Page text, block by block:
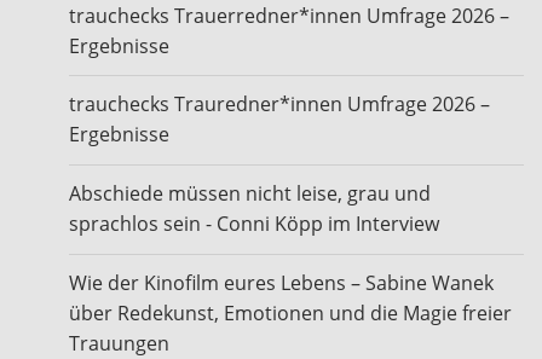
trauchecks Trauerredner*innen Umfrage 2026 –
Ergebnisse
trauchecks Trauredner*innen Umfrage 2026 –
Ergebnisse
Abschiede müssen nicht leise, grau und
sprachlos sein - Conni Köpp im Interview
Wie der Kinofilm eures Lebens – Sabine Wanek
über Redekunst, Emotionen und die Magie freier
Trauungen